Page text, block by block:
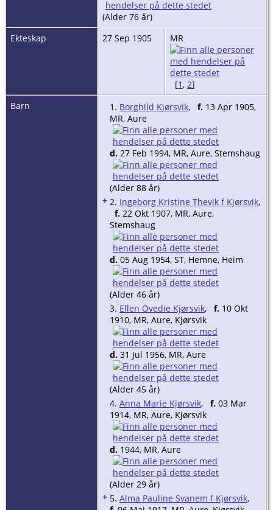
(Alder 76 år)
Ekteskap
27 Sep 1905 MR
[1, 2]
Barn
1. Borghild Kjørsvik, f. 13 Apr 1905,
MR, Aure
d. 27 Feb 1994, MR, Aure, Stemshaug
(Alder 88 år)
+ 2. Ingeborg Kristine Thevik f Kjørsvik,
f. 22 Okt 1907, MR, Aure,
Stemshaug
d. 05 Aug 1954, ST, Hemne, Heim
(Alder 46 år)
3. Ellen Ovedie Kjørsvik, f. 10 Okt
1910, MR, Aure, Kjørsvik
d. 31 Jul 1956, MR, Aure
(Alder 45 år)
4. Anna Marie Kjørsvik, f. 03 Mar
1914, MR, Aure, Kjørsvik
d. 1944, MR, Aure
(Alder 29 år)
+ 5. Alma Pauline Svanem f Kjørsvik,